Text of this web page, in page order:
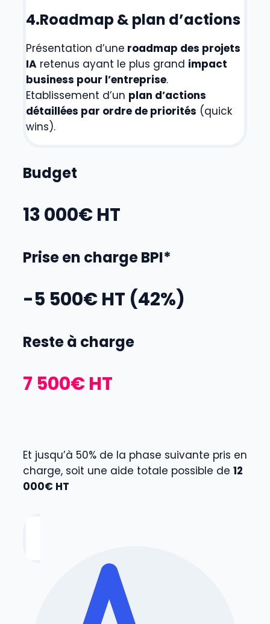
4.Roadmap & plan d’actions
Présentation d’une roadmap des projets
IA retenus ayant le plus grand impact
business pour l’entreprise.
Etablissement d’un plan d’actions
détaillées par ordre de priorités (quick
wins).
Budget
13 000€ HT
Prise en charge BPI*
-5 500€ HT (42%)
Reste à charge
7 500€ HT
Et jusqu’à 50% de la phase suivante pris en
charge, soit une aide totale possible de 12
000€ HT